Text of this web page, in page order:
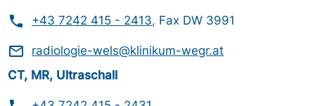
phone +43 7242 415 - 2413, Fax DW 3991
mail_outline
radiologie-wels@klinikum-wegr.at
CT, MR, Ultraschall